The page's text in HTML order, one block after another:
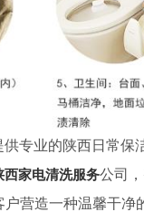
供专业的陕西日常保
西家电清洗服务公司
营造一种温馨干